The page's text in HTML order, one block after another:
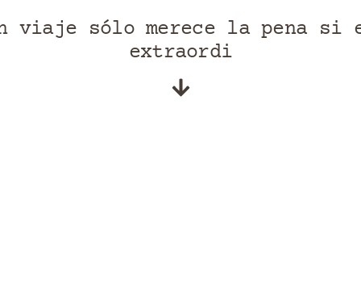
viaje sólo merece la pena si
traordinar